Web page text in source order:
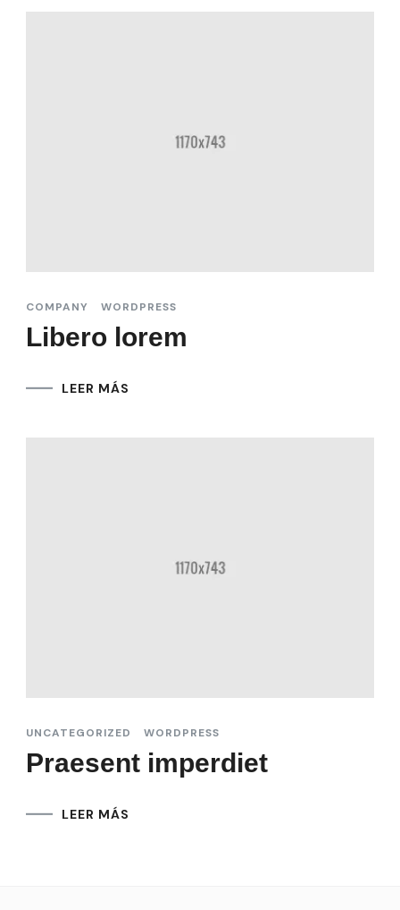
COMPANY WORDPRESS
Libero lorem
LEER MÁS
UNCATEGORIZED WORDPRESS
Praesent imperdiet
LEER MÁS